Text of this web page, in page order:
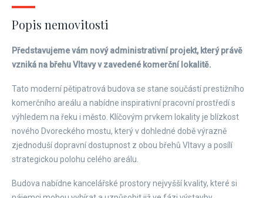
Popis nemovitosti
Představujeme vám nový administrativní projekt, který právě
vzniká na břehu Vltavy v zavedené komerční lokalitě.
Tato moderní pětipatrová budova se stane součástí prestižního
komerčního areálu a nabídne inspirativní pracovní prostředí s
výhledem na řeku i město. Klíčovým prvkem lokality je blízkost
nového Dvoreckého mostu, který v dohledné době výrazně
zjednoduší dopravní dostupnost z obou břehů Vltavy a posílí
strategickou polohu celého areálu.
Budova nabídne kancelářské prostory nejvyšší kvality, které si